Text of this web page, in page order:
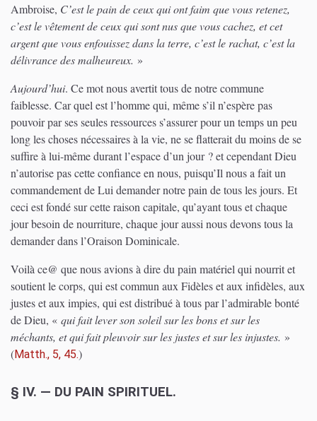
Ambroise, C’est le pain de ceux qui ont faim que vous retenez,
c’est le vêtement de ceux qui sont nus que vous cachez, et cet
argent que vous enfouissez dans la terre, c’est le rachat, c’est la
délivrance des malheureux. »
Aujourd’hui. Ce mot nous avertit tous de notre commune
faiblesse. Car quel est l’homme qui, même s’il n’espère pas
pouvoir par ses seules ressources s’assurer pour un temps un peu
long les choses nécessaires à la vie, ne se flatterait du moins de se
suffire à lui-même durant l’espace d’un jour ? et cependant Dieu
n’autorise pas cette confiance en nous, puisqu’Il nous a fait un
commandement de Lui demander notre pain de tous les jours. Et
ceci est fondé sur cette raison capitale, qu’ayant tous et chaque
jour besoin de nourriture, chaque jour aussi nous devons tous la
demander dans l’Oraison Dominicale.
Voilà ce@ que nous avions à dire du pain matériel qui nourrit et
soutient le corps, qui est commun aux Fidèles et aux infidèles, aux
justes et aux impies, qui est distribué à tous par l’admirable bonté
de Dieu, « qui fait lever son soleil sur les bons et sur les
méchants, et qui fait pleuvoir sur les justes et sur les injustes. »
(Matth., 5, 45.)
§ IV. — DU PAIN SPIRITUEL.